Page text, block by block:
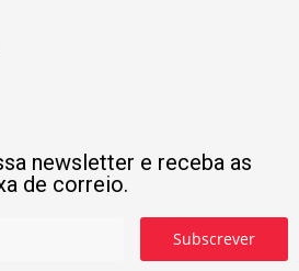
newsletter e receba as
de correio.
Subscrever